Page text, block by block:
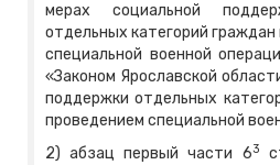
мерах социальной
отдельных категорий граждан
специальной военной
«Законом Ярославской
поддержки отдельных
проведением специальной
2) абзац первый части 63